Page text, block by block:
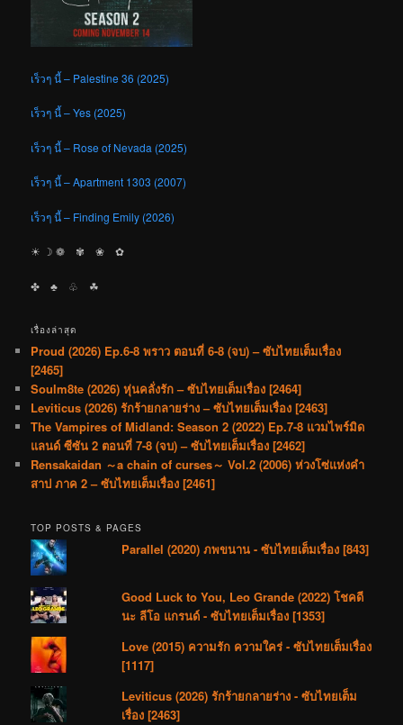
เร็วๆ นี้ – Palestine 36 (2025)
เร็วๆ นี้ – Yes (2025)
เร็วๆ นี้ – Rose of Nevada (2025)
เร็วๆ นี้ – Apartment 1303 (2007)
เร็วๆ นี้ – Finding Emily (2026)
☀︎ ☽ ❁ ✾ ❀ ✿
✤ ♣︎ ♧ ☘︎
เรื่องล่าสุด
Proud (2026) Ep.6-8 พราว ตอนที่ 6-8 (จบ) – ซับไทยเต็มเรื่อง
[2465]
Soulm8te (2026) หุ่นคลั่งรัก – ซับไทยเต็มเรื่อง [2464]
Leviticus (2026) รักร้ายกลายร่าง – ซับไทยเต็มเรื่อง [2463]
The Vampires of Midland: Season 2 (2022) Ep.7-8 แวมไพร์มิด
แลนด์ ซีซัน 2 ตอนที่ 7-8 (จบ) – ซับไทยเต็มเรื่อง [2462]
Rensakaidan ～a chain of curses～ Vol.2 (2006) ห่วงโซ่แห่งคำ
สาป ภาค 2 – ซับไทยเต็มเรื่อง [2461]
TOP POSTS & PAGES
Parallel (2020) ภพขนาน - ซับไทยเต็มเรื่อง [843]
Good Luck to You, Leo Grande (2022) โชคดี
นะ ลีโอ แกรนด์ - ซับไทยเต็มเรื่อง [1353]
Love (2015) ความรัก ความใคร่ - ซับไทยเต็มเรื่อง
[1117]
Leviticus (2026) รักร้ายกลายร่าง - ซับไทยเต็ม
เรื่อง [2463]